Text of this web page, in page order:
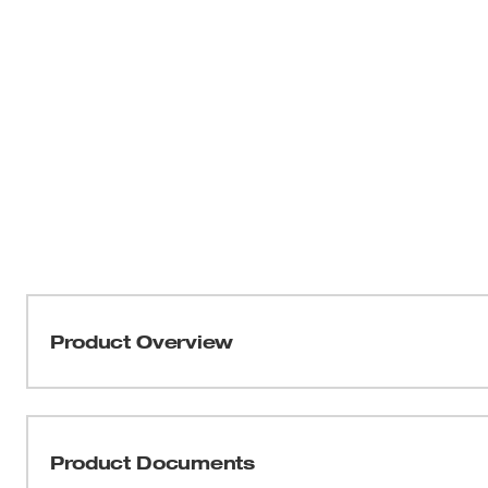
Product Overview
mejor a espacios estrechos y es especialmente ideal
Product Documents